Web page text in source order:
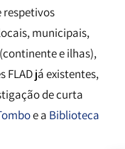
respetivos
municipais,
e ilhas),
já existentes,
de curta
e a Biblioteca